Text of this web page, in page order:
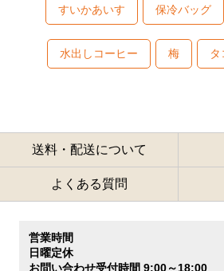
すいかあいす 保冷バッグ
水出しコーヒー 梅 タ
送料・配送について
よくある質問
営業時間
日曜定休
お問い合わせ受付時間 9:00～18:00